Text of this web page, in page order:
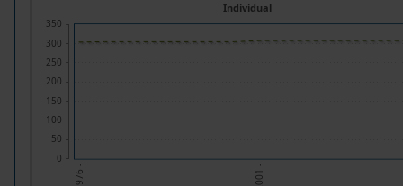
- 1976 - - 2001 -
Individual
0
50
100
150
200
250
300
350